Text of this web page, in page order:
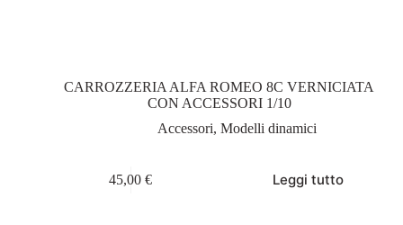
CARROZZERIA ALFA ROMEO 8C VERNICIATA
CON ACCESSORI 1/10
Accessori,Modelli dinamici
45,00€ Leggi tutto